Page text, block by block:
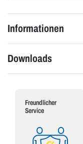
Informationen
Downloads
Freundlicher
Service